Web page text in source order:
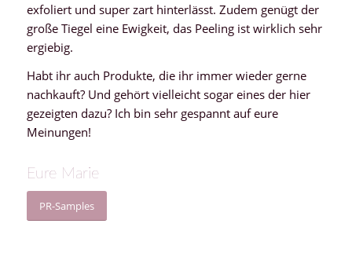
exfoliert und super zart hinterlässt. Zudem genügt der
große Tiegel eine Ewigkeit, das Peeling ist wirklich sehr
ergiebig.
Habt ihr auch Produkte, die ihr immer wieder gerne
nachkauft? Und gehört vielleicht sogar eines der hier
gezeigten dazu? Ich bin sehr gespannt auf eure
Meinungen!
Eure Marie
PR-Samples